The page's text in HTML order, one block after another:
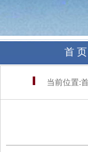
首 页
当前位置: